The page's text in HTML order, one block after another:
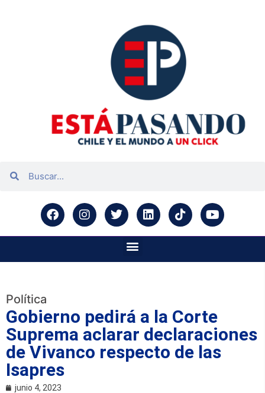
Política
Gobierno pedirá a la Corte
Suprema aclarar declaraciones
de Vivanco respecto de las
Isapres
junio 4, 2023